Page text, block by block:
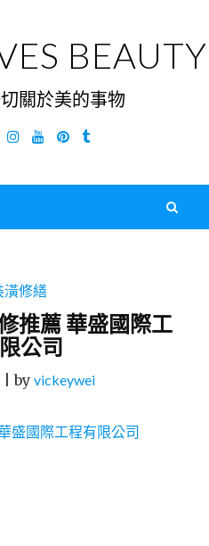
BEAUTY
關於美的事物
InstagramYouTubePinterest
Tumblr
潢修繕
推薦 華盛國際工
公司
|by vickeywei